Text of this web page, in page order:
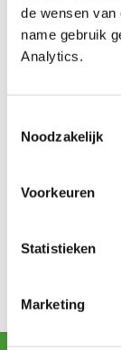
de wensen van
name gebruik
Analytics.
Noodzakelijk
Voorkeuren
Statistieken
Marketing
Contact
Address: